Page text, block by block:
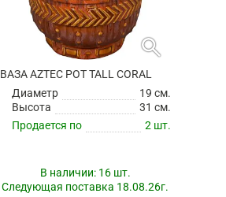
search
ВАЗА AZTEC POT TALL CORAL
Диаметр
19 см.
Высота
31 см.
Продается по
2 шт.
В наличии: 16 шт.
Следующая поставка 18.08.26г.